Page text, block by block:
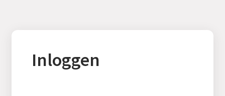
Inloggen